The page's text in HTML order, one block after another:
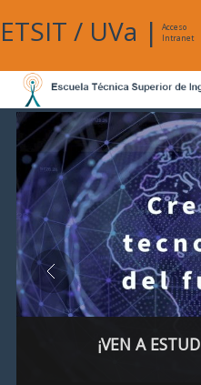
ETSIT / UVa |
Acceso
Intranet
¡VEN A